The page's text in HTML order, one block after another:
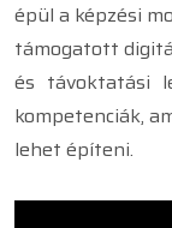
épül a képzési
támogatott
és távoktatási
kompetenciák,
lehet építeni.